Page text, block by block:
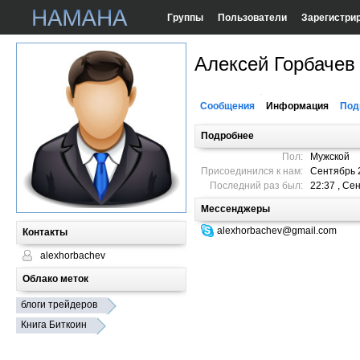
Группы Пользователи
Контакты
alexhorbachev
Облако меток
блоги трейдеров
Книга Биткоин
Алексей Горбачев
Сообщения Информация
Подробнее
Пол:
Мужской
Присоединился к нам:
Сентябрь
Последний раз был:
22:37 ,
Мессенджеры
alexhorbachev@gmail.com